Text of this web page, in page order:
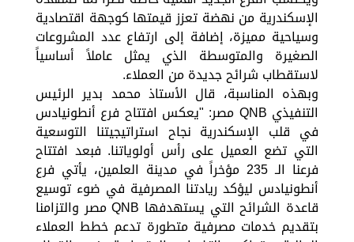
الإسكندرية من نهضة تعزز قيمتها كوجهة اقتصادية
وسياحية مميزة، إضافة إلى ارتفاع عدد المشروعات
الصغيرة والمتوسطة الذي يمثل عاملاً أساسياً
لاستقطاب شرائح جديدة من العملاء.
وبهذه المناسبة، قال الأستاذ محمد بدير الرئيس
التنفيذي QNB مصر: "يعكس افتتاح فرع أنطونيادس
في قلب الإسكندرية نجاح استراتيجيتنا التوسعية
التي تضع العميل على رأس أولوياتنا. فبعد افتتاح
فرعنا الـ 235 مؤخراً في مدينة العلمين، يأتي فرع
أنطونيادس ليؤكد ريادتنا المصرفية في ضوء توسيع
قاعدة الشرائح التي يستهدفها QNB مصر والتزامنا
بتقديم خدمات مصرفية متطورة تدعم خطط العملاء